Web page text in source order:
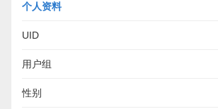
个人资料
UID
用户组
性别